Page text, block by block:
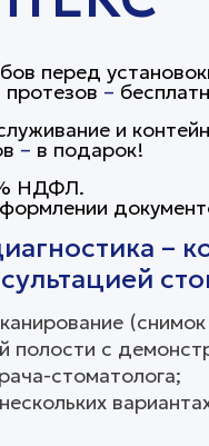
перед
протезов –
и
– в подарок!
НДФЛ.
полости с
стоматолога;
–